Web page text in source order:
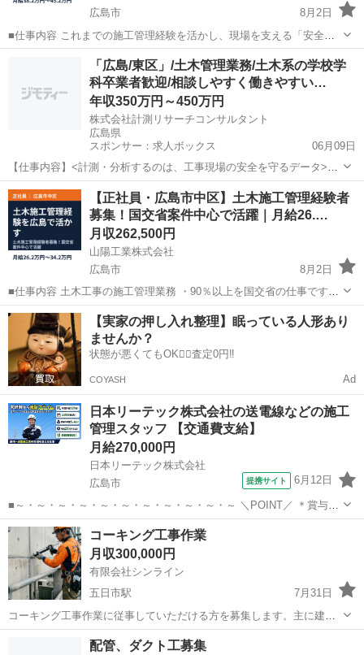
広島市
8月2日
■仕事内容 これまでの施工管理経験を活かし、現場を支える「安全の
専門職」として活躍できます。 現場常駐ではなく本社から各現場を巡
回します。 安全パトロール、安全会議等の準備、書類や法のチェック
など、 安全に関する業務...
土木 業務
「広島/東区」/土木管理業務/土木系の学校学
科卒業者歓迎/相談しやすく働きやすい…
年収350万円～450万円
株式会社計測リサーチコンサルタント
広島県
スポンサー：求人ボックス
06月09日
【仕事内容】<計測・分析するのは、工事現場の安全を守るデータ>最
新技術を駆使し、社会インフラの安全を守ります。 当社独自の福利厚
生が豊富/資格保有者が多数在籍。成長をサポートします! <仕事の流れ
> 現場でのデータ計測 センサーや...
正社員
【正社員・広島市中区】土木施工管理経験者
募集！国交省案件中心で活躍｜月給26.…
月収262,500円
山陽工業株式会社
広島市
8月2日
■仕事内容 土木工事の施工管理業務 ・90％以上を国交省の仕事です。
道路改良や橋梁工事が得意。 ・6年連続ゴールドカードを受章。 ・中
国地方整備局発注工事で受注額トップになりました。 ・地場ゼネコン
として、広島...
広島 広島市 土木 業務
【実家の押し入れ整理】眠っている人形あり
ませんか？
状態が悪くてもOK🙆‍♀️査定0円‼️
COYASH Ad
日本リーテック株式会社の送電線などの施工
管理スタッフ 【交通費支給】
月給270,000円
日本リーテック株式会社
広島市
提携サイト 6月12日
■～・～・～・～・～・～・～・～・～・～・～ ＼POINT／ ＊賞与5
ヶ月分 ＊年間休日125日 ＊大手電力各社が主要取引先！ ＊じっくり育
てる研修制度あり！ ＊一生モノの国家資格取得を手厚くサポート！
～・～・～・～・...
広島 広島市 施工管理
コーキング工事作業
月収300,000円
有限会社シンライン
五日市駅
7月31日
コーキング工事作業に従事していただける方を募集します。主に建築
現場において、コーキングの施工を担当していただきます。未経験者
大歓迎！！ 施工品質の向上を目指し、現場での作業を通じて技術力を
広島市 五日市駅 内装職人
配管、ダクト工募集